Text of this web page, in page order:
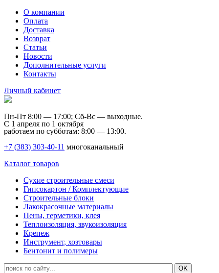
О компании
Оплата
Доставка
Возврат
Статьи
Новости
Дополнительные услуги
Контакты
Личный кабинет
Пн-Пт 8:00 — 17:00; Сб-Вс — выходные.
С 1 апреля по 1 октября
работаем по субботам: 8:00 — 13:00.
+7 (383) 303-40-11 многоканальный
Каталог товаров
Сухие строительные смеси
Гипсокартон / Комплектующие
Строительные блоки
Лакокрасочные материалы
Пены, герметики, клея
Теплоизоляция, звукоизоляция
Крепеж
Инструмент, хозтовары
Бентонит и полимеры